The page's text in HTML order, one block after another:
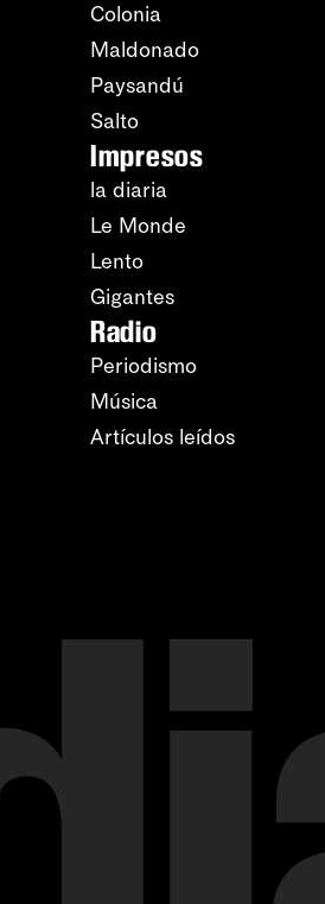
Colonia
Maldonado
Paysandú
Salto
Impresos
la diaria
Le Monde
Lento
Gigantes
Radio
Periodismo
Música
Artículos leídos